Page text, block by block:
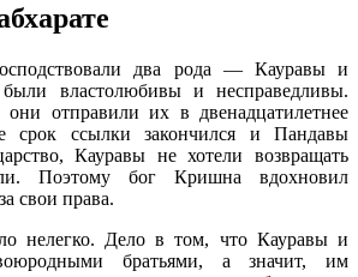
два рода — Кауравы и
властолюбивы и несправедливы.
отправили их в двенадцатилетнее
срок ссылки закончился и Пандавы
Кауравы не хотели возвращать
Поэтому бог Кришна вдохновил
свои права.
нелегко. Дело в том, что Кауравы и
братьями, а значит, им